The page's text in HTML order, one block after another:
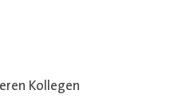
Kollegen